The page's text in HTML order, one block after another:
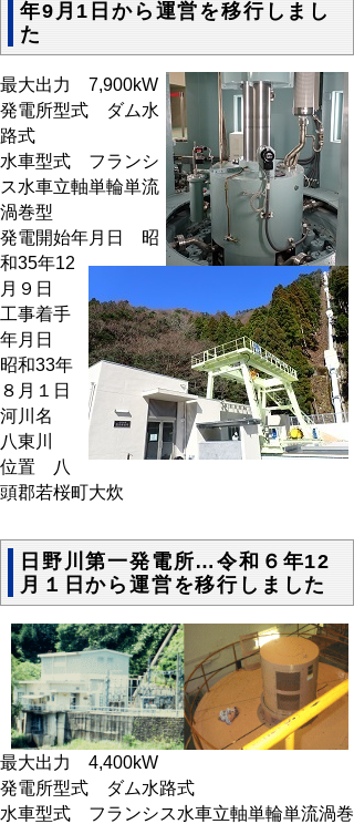
年9月1日から運営を移行しまし
た
最大出力 7,900kW
発電所型式 ダム水
路式
水車型式 フランシ
ス水車立軸単輪単流
渦巻型
発電開始年月日 昭
和35年12
月９日
工事着手
年月日
昭和33年
８月１日
河川名
八東川
位置 八
頭郡若桜町大炊
日野川第一発電所…令和６年12
月１日から運営を移行しました
最大出力 4,400kW
発電所型式 ダム水路式
水車型式 フランシス水車立軸単輪単流渦巻